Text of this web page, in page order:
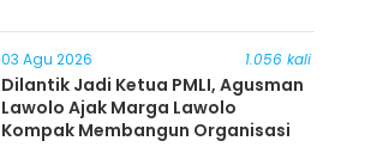
03 Agu 2026 1.056 kali
Dilantik Jadi Ketua PMLI, Agusman
Lawolo Ajak Marga Lawolo
Kompak Membangun Organisasi